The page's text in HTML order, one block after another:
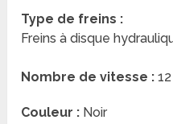
Type de freins :
Freins à disque
Nombre de vitesse :
Couleur : Noir